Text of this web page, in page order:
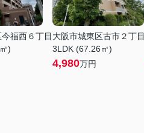
福西６丁目
)
大阪市城東区古市２丁目
3LDK (67.26㎡)
4,980万円